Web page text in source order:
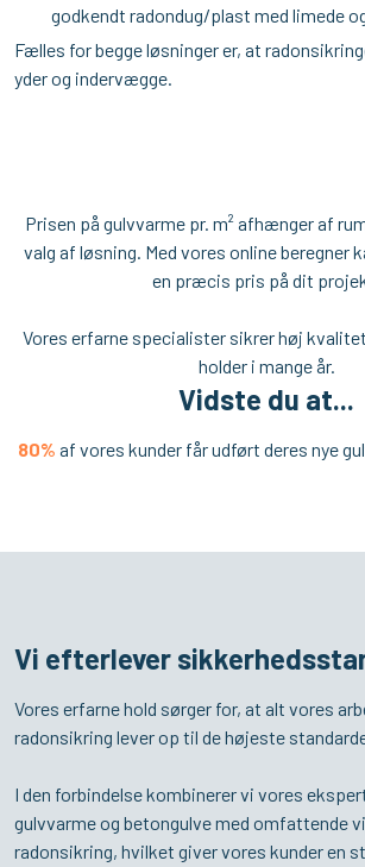
godkendt radondug/plast med limede
Fælles for begge løsninger er, at
yder og indervægge.
​Prisen på gulvvarme pr. m² afhænger af
valg af løsning. Med vores online beregner
en præcis pris på dit
Vores erfarne specialister sikrer høj
holder i mange år.
Vidste du at...
80% af vores kunder får udført deres nye
Vi efterlever
Vores erfarne hold sørger for, at alt vores
radonsikring lever op til de højeste
I den forbindelse kombinerer vi vores
gulvvarme og betongulve med omfattende
radonsikring, hvilket giver vores kunder en